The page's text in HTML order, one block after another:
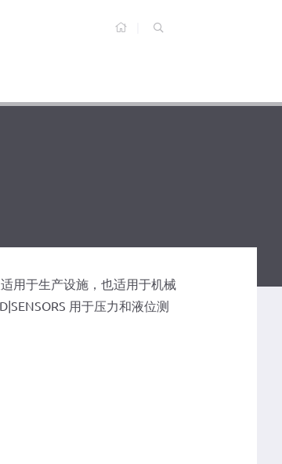
用于生产设施，也适用于机械
用于压力和液位测